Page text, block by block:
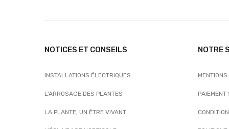
NOTICES ET CONSEILS
INSTALLATIONS ÉLECTRIQUES
L'ARROSAGE DES PLANTES
LA PLANTE, UN ÊTRE VIVANT
NOTRE
PAIEMENT